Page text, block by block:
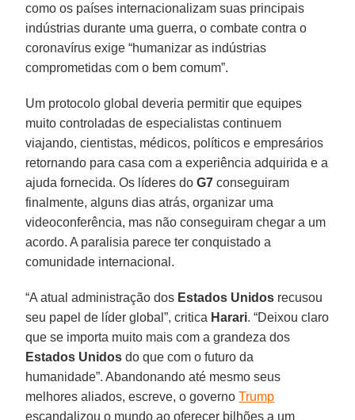
como os países internacionalizam suas principais
indústrias durante uma guerra, o combate contra o
coronavírus exige “humanizar as indústrias
comprometidas com o bem comum”.
Um protocolo global deveria permitir que equipes
muito controladas de especialistas continuem
viajando, cientistas, médicos, políticos e empresários
retornando para casa com a experiência adquirida e a
ajuda fornecida. Os líderes doG7 conseguiram
finalmente, alguns dias atrás, organizar uma
videoconferência, mas não conseguiram chegar a um
acordo. A paralisia parece ter conquistado a
comunidade internacional.
“A atual administração dos Estados Unidos recusou
seu papel de líder global”, critica Harari. “Deixou claro
que se importa muito mais com a grandeza dos
Estados Unidos do que com o futuro da
humanidade”. Abandonando até mesmo seus
melhores aliados, escreve, o governoTrump
escandalizou o mundo ao oferecer bilhões a um